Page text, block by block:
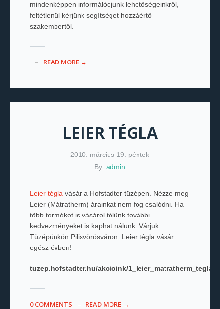
mindenképpen informálódjunk lehetőségeinkről,
feltétlenül kérjünk segítséget hozzáértő
szakembertől.
READ MORE →
LEIER TÉGLA
2010. március 19. péntek
By:admin
Leier tégla vásár a Hofstadter tüzépen. Nézze meg
Leier (Mátratherm) árainkat nem fog csalódni. Ha
több terméket is vásárol tőlünk további
kedvezményeket is kaphat nálunk. Várjuk
Tüzépünkön Pilisvörösváron. Leier tégla vásár
egész évben!
tuzep.hofstadter.hu/akcioink/
0 COMMENTS READ MORE →